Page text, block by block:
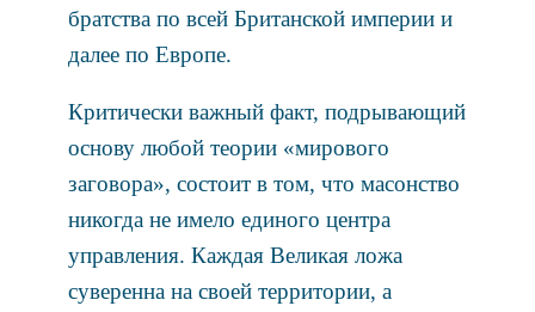
братства по всей Британской империи и
далее по Европе.
Критически важный факт, подрывающий
основу любой теории «мирового
заговора», состоит в том, что масонство
никогда не имело единого центра
управления. Каждая Великая ложа
суверенна на своей территории, а